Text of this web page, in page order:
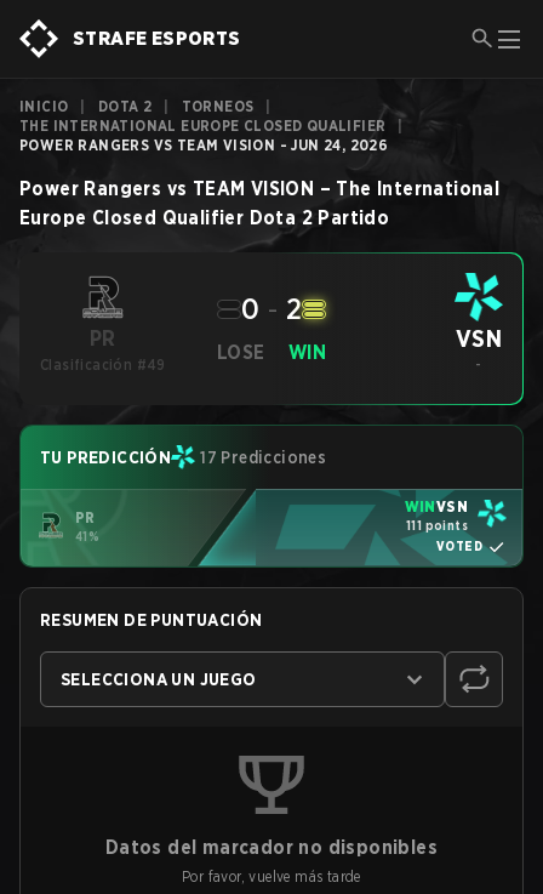
STRAFE ESPORTS
INICIO DOTA 2 TORNEOS
THE INTERNATIONAL EUROPE CLOSED QUALIFIER
POWER RANGERS VS TEAM VISION - JUN 24, 2026
Power Rangers vs TEAM VISION – The International
Europe Closed Qualifier Dota 2 Partido
PR
Clasificación #49
LOSE
0 - 2
WIN VSN
-
TU PREDICCIÓN 17 Predicciones
PR
41%
WINVSN
111 points
VOTED
RESUMEN DE PUNTUACIÓN
SELECCIONA UN JUEGO
Datos del marcador no disponibles
Por favor, vuelve más tarde